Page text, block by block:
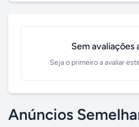
Sem avaliações
Seja o primeiro a avaliar
Anúncios